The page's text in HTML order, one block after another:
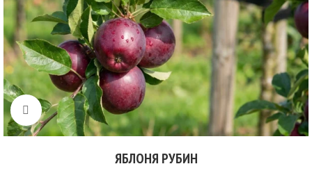
Click to enlarge
ЯБЛОНЯ РУБИН